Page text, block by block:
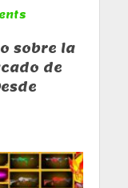
sobre la
de